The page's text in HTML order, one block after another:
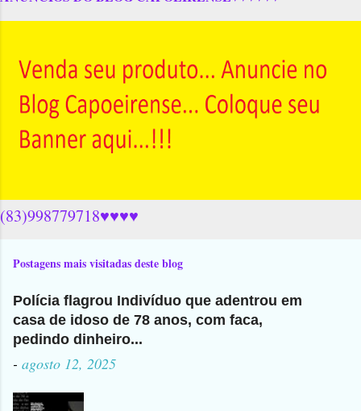
(83)998779718♥♥♥♥
Postagens mais visitadas deste blog
Polícia flagrou Indivíduo que adentrou em
casa de idoso de 78 anos, com faca,
pedindo dinheiro...
- agosto 12, 2025